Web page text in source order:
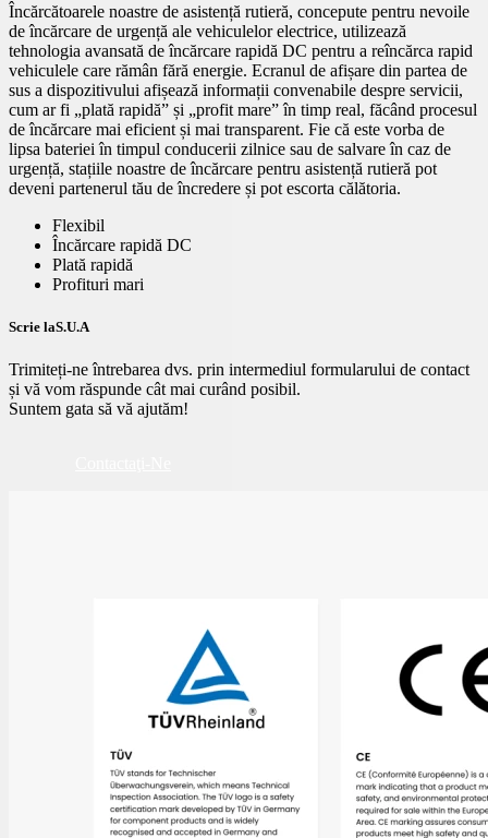
Încărcătoarele noastre de asistență rutieră, concepute pentru nevoile
de încărcare de urgență ale vehiculelor electrice, utilizează
tehnologia avansată de încărcare rapidă DC pentru a reîncărca rapid
vehiculele care rămân fără energie. Ecranul de afișare din partea de
sus a dispozitivului afișează informații convenabile despre servicii,
cum ar fi „plată rapidă” și „profit mare” în timp real, făcând procesul
de încărcare mai eficient și mai transparent. Fie că este vorba de
lipsa bateriei în timpul conducerii zilnice sau de salvare în caz de
urgență, stațiile noastre de încărcare pentru asistență rutieră pot
deveni partenerul tău de încredere și pot escorta călătoria.
Flexibil
Încărcare rapidă DC
Plată rapidă
Profituri mari
Scrie laS.U.A
Trimiteți-ne întrebarea dvs. prin intermediul formularului de contact
și vă vom răspunde cât mai curând posibil.
Suntem gata să vă ajutăm!